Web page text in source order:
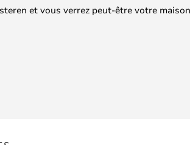
et vous verrez peut-être votre